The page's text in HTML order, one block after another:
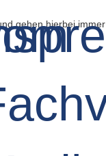
gehen hierbei